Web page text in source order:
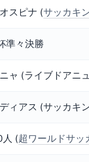
スピナ (サッカキ
準々決勝
ャ (ライブドアニ
ィアス (サッカキ
(超ワールドサッ